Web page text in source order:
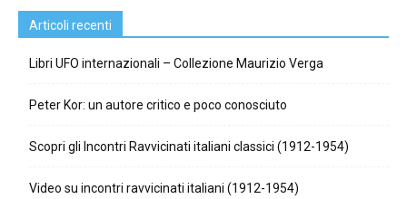
Articoli recenti
Libri UFO internazionali – Collezione Maurizio Verga
Peter Kor: un autore critico e poco conosciuto
Scopri gli Incontri Ravvicinati italiani classici (1912-1954)
Video su incontri ravvicinati italiani (1912-1954)